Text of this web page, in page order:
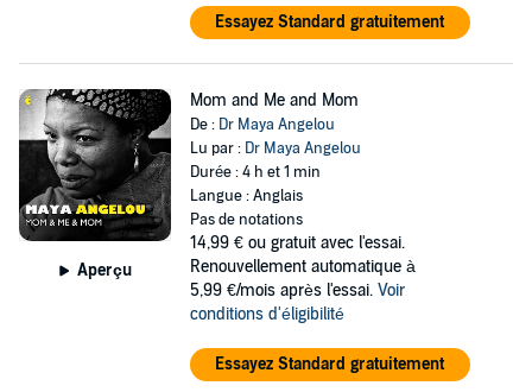
Essayez Standard gratuitement
Aperçu
Mom and Me and Mom
De : Dr Maya Angelou
Lu par : Dr Maya Angelou
Durée : 4 h et 1 min
Langue : Anglais
Pas de notations
14,99 € ou gratuit avec l'essai.
Renouvellement automatique à
5,99 €/mois après l'essai. Voir
conditions d'éligibilité
Essayez Standard gratuitement